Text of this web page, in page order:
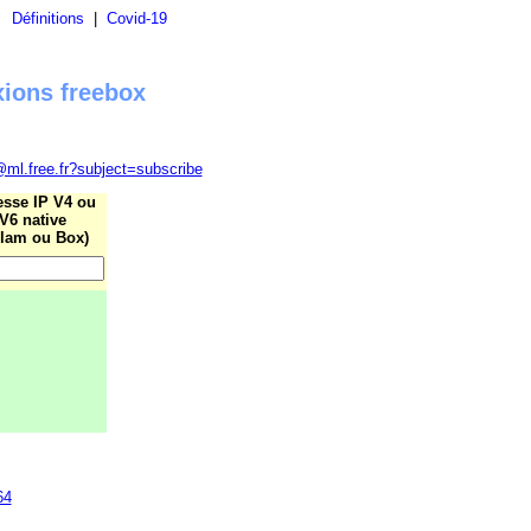
Définitions Covid-19
freebox
IP V4 ou
V6 native
ou Box)